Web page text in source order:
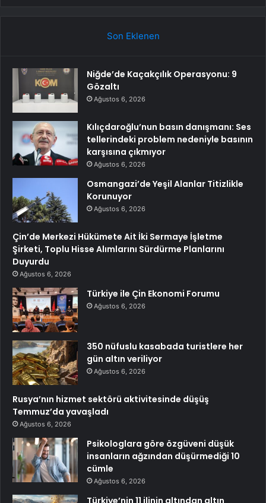
Son Eklenen
Niğde’de Kaçakçılık Operasyonu: 9
Gözaltı
Ağustos 6, 2026
Kılıçdaroğlu’nun basın danışmanı: Ses
tellerindeki problem nedeniyle basının
karşısına çıkmıyor
Ağustos 6, 2026
Osmangazi’de Yeşil Alanlar Titizlikle
Korunuyor
Ağustos 6, 2026
Çin’de Merkezi Hükümete Ait İki Sermaye İşletme
Şirketi, Toplu Hisse Alımlarını Sürdürme Planlarını
Duyurdu
Ağustos 6, 2026
Türkiye ile Çin Ekonomi Forumu
Ağustos 6, 2026
350 nüfuslu kasabada turistlere her
gün altın veriliyor
Ağustos 6, 2026
Rusya’nın hizmet sektörü aktivitesinde düşüş
Temmuz’da yavaşladı
Ağustos 6, 2026
Psikologlara göre özgüveni düşük
insanların ağzından düşürmediği 10
cümle
Ağustos 6, 2026
Türkiye’nin 11 ilinin altından altın